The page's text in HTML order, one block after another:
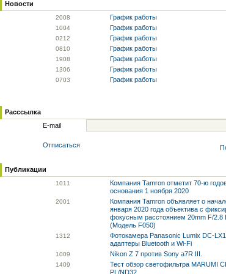
Новости
2008 График работы
1004 График работы
0212 График работы
0810 График работы
1908 График работы
1306 График работы
0703 График работы
Расссылка
E-mail
Отписаться
Публикации
1011
Компания Tamron отметит 70-ю
основания 1 ноября 2020
2001
Компания Tamron объявляет о
января 2020 года объектива с
фокусным расстоянием 20mm F/2.8
(Модель F050)
1312
Фотокамера Panasonic Lumix DC-
адаптеры Bluetooth и Wi-Fi
1009 Nikon Z 7 против Sony a7R III.
1409
Тест обзор светофильтра MARUMI
PL/ND32